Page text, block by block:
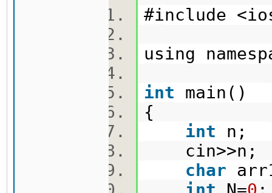
#include
using
int main()
{
int n;
char